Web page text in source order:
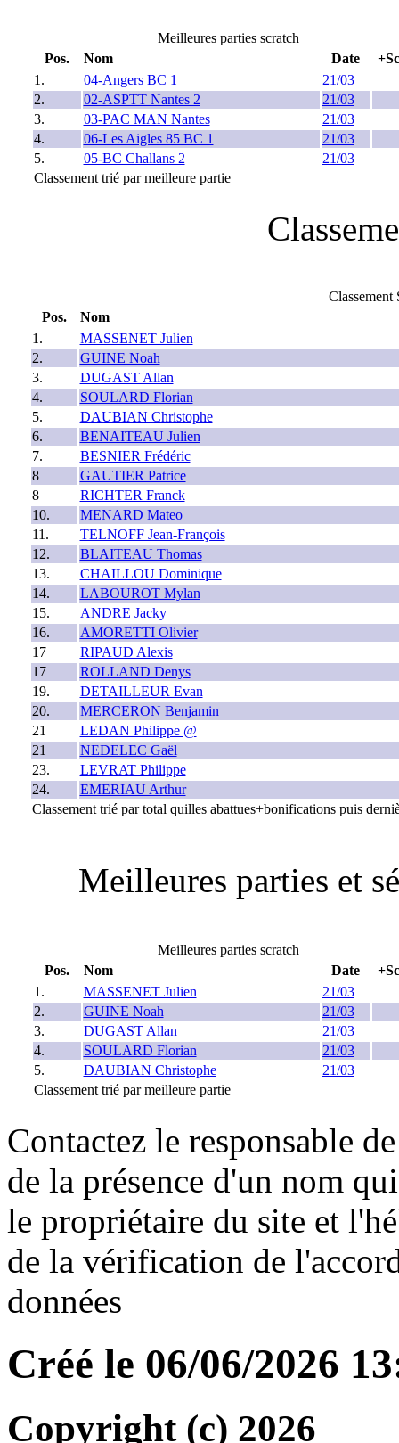
Meilleures parties scratch
Pos.
Nom Date
1.
04-Angers BC 1
21/03
2.
02-ASPTT Nantes 2
21/03
3.
03-PAC MAN Nantes
21/03
4.
06-Les Aigles 85 BC 1
21/03
5.
05-BC Challans 2
21/03
Classement trié par meilleure partie
Classement
Pos.
Nom
1.
MASSENET Julien
2.
GUINE Noah
3.
DUGAST Allan
4.
SOULARD Florian
5.
DAUBIAN Christophe
6.
BENAITEAU Julien
7.
BESNIER Frédéric
8
GAUTIER Patrice
8
RICHTER Franck
10.
MENARD Mateo
11.
TELNOFF Jean-François
12.
BLAITEAU Thomas
13.
CHAILLOU Dominique
14.
LABOUROT Mylan
15.
ANDRE Jacky
16.
AMORETTI Olivier
17
RIPAUD Alexis
17
ROLLAND Denys
19.
DETAILLEUR Evan
20.
MERCERON Benjamin
21
LEDAN Philippe @
21
NEDELEC Gaël
23.
LEVRAT Philippe
24.
EMERIAU Arthur
Classement trié par total quilles abattues+bonifications puis
Meilleures parties et
Meilleures parties scratch
Pos.
Nom Date
1.
MASSENET Julien
21/03
2.
GUINE Noah
21/03
3.
DUGAST Allan
21/03
4.
SOULARD Florian
21/03
5.
DAUBIAN Christophe
21/03
Classement trié par meilleure partie
Contactez le responsable
de la présence d'un nom
le propriétaire du site et
de la vérification de
données
Créé le 06/06/2026
Copyright (c) 2026